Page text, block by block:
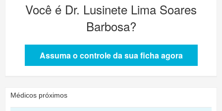
Você é Dr. Lusinete Lima Soares
Barbosa?
Assuma o controle da sua ficha agora
Médicos próximos